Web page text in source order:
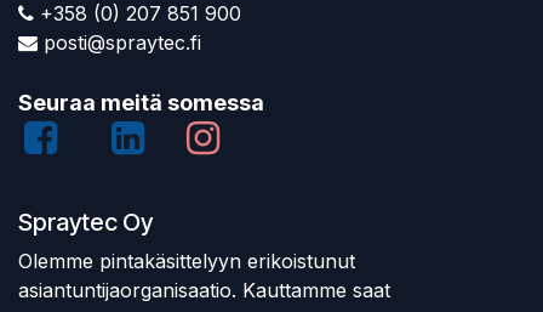
+358 (0) 207 851 900
posti@spraytec.fi
Seuraa meitä somessa
Spraytec Oy
Olemme pintakäsittelyyn erikoistunut
asiantuntijaorganisaatio. Kauttamme saat